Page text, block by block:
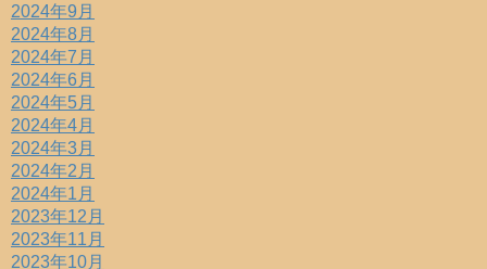
2024年9月
2024年8月
2024年7月
2024年6月
2024年5月
2024年4月
2024年3月
2024年2月
2024年1月
2023年12月
2023年11月
2023年10月